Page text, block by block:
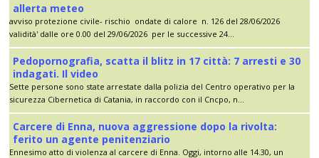
allerta meteo
avviso protezione civile- rischio ondate di calore n. 126 del 28/06/2026
validità' dalle ore 0.00 del 29/06/2026 per le successive 24...
Pedopornografia, scatta il blitz in 17 città: 7 arresti e 30
indagati. Il video
Sette persone sono state arrestate dalla polizia del Centro operativo per la
sicurezza Cibernetica di Catania, in raccordo con il Cncpo, n...
Carcere di Enna, nuova aggressione dopo la rivolta:
ferito un agente penitenziario
Ennesimo atto di violenza al carcere di Enna. Oggi, intorno alle 14.30, un